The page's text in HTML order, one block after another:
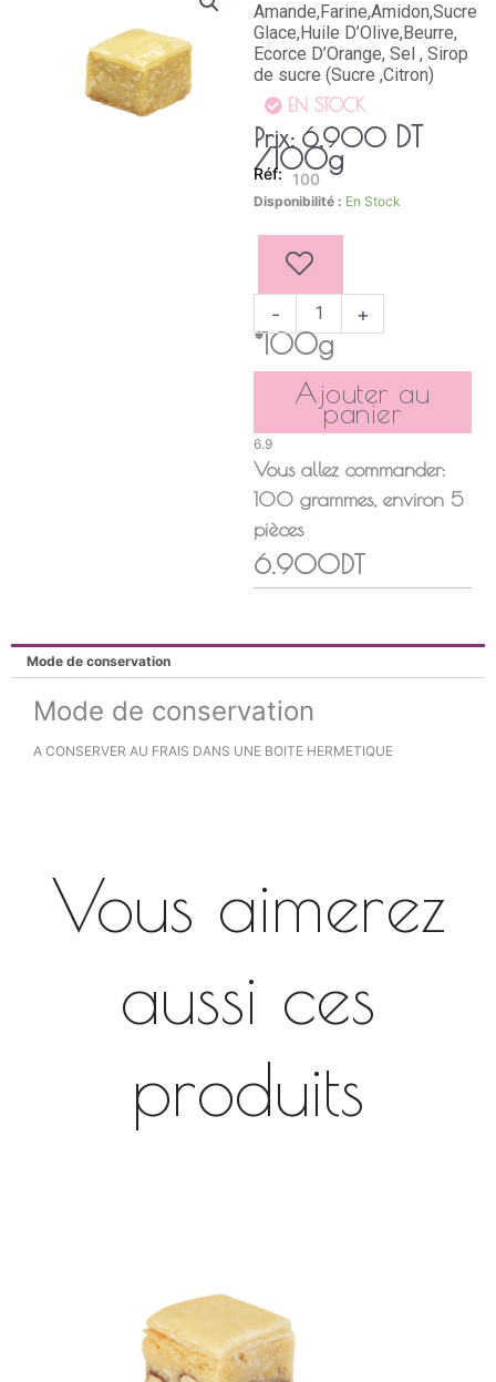
Amande,Farine,Amidon,Sucre
Glace,Huile D’Olive,Beurre,
Ecorce D’Orange, Sel , Sirop
de sucre (Sucre ,Citron)
EN STOCK
Prix: 6,900 DT
/100g
100
Disponibilité : En Stock
-
quantité
AMANDE
+
*100g
Ajouter au
panier
6.9
Vous allez commander:
100 grammes, environ 5
pièces
6.900DT
Mode de conservation
Mode de conservation
A CONSERVER AU FRAIS DANS UNE BOITE HERMETIQUE
Vous aimerez
aussi ces
produits